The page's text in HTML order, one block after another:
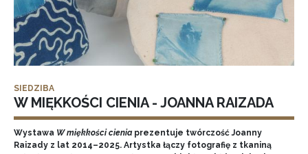
SIEDZIBA
W MIĘKKOŚCI CIENIA - JOANNA RAIZADA
Wystawa W miękkości cieniaprezentuje twórczość Joanny
Raizady z lat 2014–2025. Artystka łączy fotografię z tkaniną